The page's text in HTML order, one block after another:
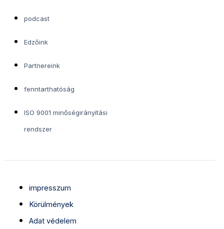
podcast
Edzőink
Partnereink
fenntarthatóság
ISO 9001 minőségirányítási
rendszer
impresszum
Körülmények
Adat védelem